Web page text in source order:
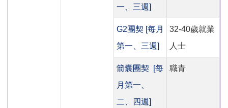
一、三週]
G2團契 [每月
第一、三週]
32-40歲就業
人士
箭囊團契 [每
月第一、
二、四週]
職青